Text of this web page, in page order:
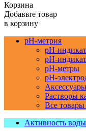
Корзина
Добавьте товар
в корзину
pH-метрия
pH-
pH-
pH-метры
pH-
Растворы
Все товары
Активность воды